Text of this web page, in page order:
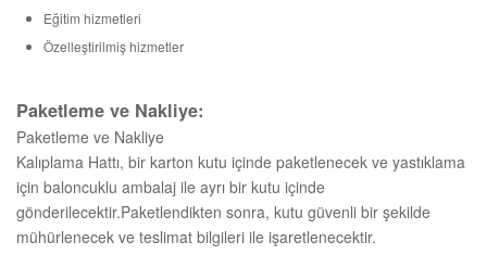
Eğitim hizmetleri
Özelleştirilmiş hizmetler
Paketleme ve Nakliye:
Paketleme ve Nakliye
Kalıplama Hattı, bir karton kutu içinde paketlenecek ve yastıklama
için baloncuklu ambalaj ile ayrı bir kutu içinde
gönderilecektir.Paketlendikten sonra, kutu güvenli bir şekilde
mühürlenecek ve teslimat bilgileri ile işaretlenecektir.